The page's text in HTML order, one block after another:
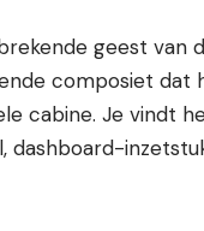
geest van
composiet dat
cabine. Je vindt
dashboard-